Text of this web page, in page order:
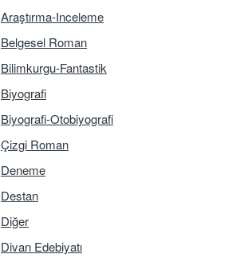
Araştırma-Inceleme
Belgesel Roman
Bilimkurgu-Fantastik
Biyografi
Biyografi-Otobiyografi
Çizgi Roman
Deneme
Destan
Diğer
Divan Edebiyatı